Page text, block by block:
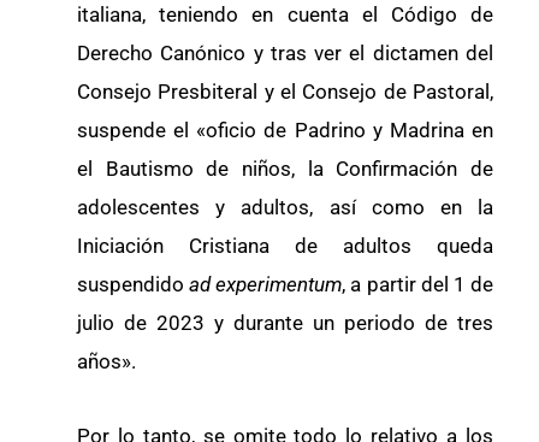
italiana, teniendo en cuenta el Código de
Derecho Canónico y tras ver el dictamen del
Consejo Presbiteral y el Consejo de Pastoral,
suspende el «oficio de Padrino y Madrina en
el Bautismo de niños, la Confirmación de
adolescentes y adultos, así como en la
Iniciación Cristiana de adultos queda
suspendido ad experimentum, a partir del 1 de
julio de 2023 y durante un periodo de tres
años».
Por lo tanto, se omite todo lo relativo a los